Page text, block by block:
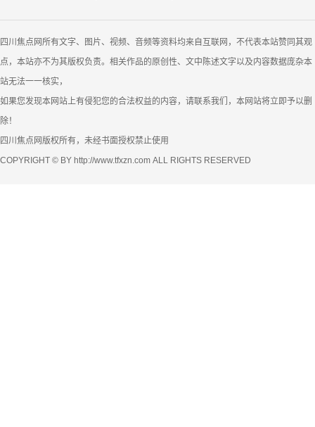
四川焦点网所有文字、图片、视频、音频等资料均来自互联网，不代表本站赞同其观
点，本站亦不为其版权负责。相关作品的原创性、文中陈述文字以及内容数据庞杂本
站无法一一核实，
如果您发现本网站上有侵犯您的合法权益的内容，请联系我们，本网站将立即予以删
除！
四川焦点网版权所有，未经书面授权禁止使用
COPYRIGHT © BY http://www.tfxzn.com ALL RIGHTS RESERVED